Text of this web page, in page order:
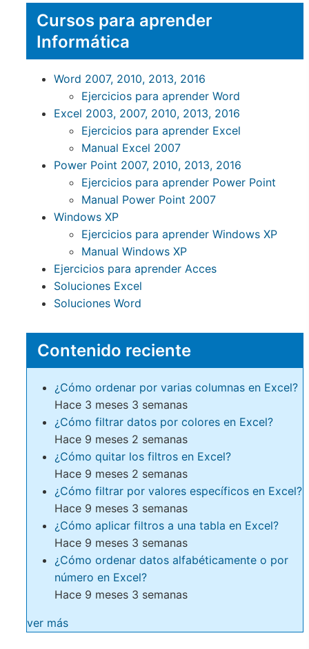
Cursos para aprender
Informática
Word 2007, 2010, 2013, 2016
Ejercicios para aprender Word
Excel 2003, 2007, 2010, 2013, 2016
Ejercicios para aprender Excel
Manual Excel 2007
Power Point 2007, 2010, 2013, 2016
Ejercicios para aprender Power Point
Manual Power Point 2007
Windows XP
Ejercicios para aprender Windows XP
Manual Windows XP
Ejercicios para aprender Acces
Soluciones Excel
Soluciones Word
Contenido reciente
¿Cómo ordenar por varias columnas en Excel?
Hace 3 meses 3 semanas
¿Cómo filtrar datos por colores en Excel?
Hace 9 meses 2 semanas
¿Cómo quitar los filtros en Excel?
Hace 9 meses 2 semanas
¿Cómo filtrar por valores específicos en Excel?
Hace 9 meses 3 semanas
¿Cómo aplicar filtros a una tabla en Excel?
Hace 9 meses 3 semanas
¿Cómo ordenar datos alfabéticamente o por
número en Excel?
Hace 9 meses 3 semanas
ver más